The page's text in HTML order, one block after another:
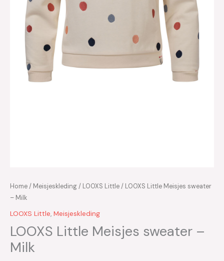
Home/ Meisjeskleding/ LOOXS Little/ LOOXS Little Meisjes sweater
– Milk
LOOXS Little, Meisjeskleding
LOOXS Little Meisjes sweater –
Milk